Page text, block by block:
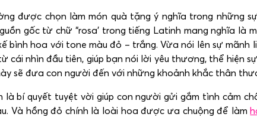
được chọn làm món quà tặng ý nghĩa trong những
gốc từ chữ “rosa’ trong tiếng Latinh mang nghĩa
bình hoa với tone màu đỏ – trắng. Vừa nói lên sự
cái nhìn đầu tiên, giúp bạn nói lời yêu thương, thể hiện
sẽ đưa con người đến với những khoảnh khắc thân
là bí quyết tuyệt vời giúp con người gửi gắm tình cảm
Và hồng đỏ chính là loài hoa được ưa chuộng để làm